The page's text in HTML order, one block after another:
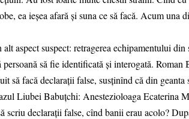
ea ieșea afară și suna ce să facă. Acum una
aspect suspect: retragerea echipamentului
persoană să fie identificată și interogată.
să facă declarații false, susținînd că din
Liubei Babuțchi: Anestezioloaga Ecaterina
scriu declarații false, cînd banii erau acolo?